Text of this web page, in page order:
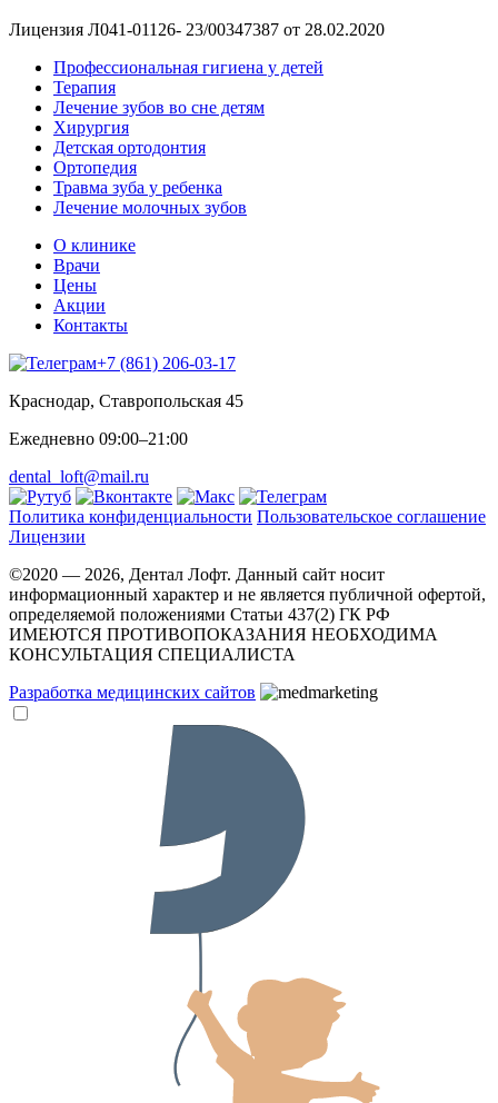
Лицензия Л041-01126- 23/00347387 от 28.02.2020
Профессиональная гигиена у детей
Терапия
Лечение зубов во сне детям
Хирургия
Детская ортодонтия
Ортопедия
Травма зуба у ребенка
Лечение молочных зубов
О клинике
Врачи
Цены
Акции
Контакты
+7 (861) 206-03-17
Краснодар, Ставропольская 45
Ежедневно 09:00–21:00
dental_loft@mail.ru
Политика конфиденциальности Пользовательское соглашение
Лицензии
©2020 — 2026, Дентал Лофт. Данный сайт носит
информационный характер и не является публичной офертой,
определяемой положениями Статьи 437(2) ГК РФ
ИМЕЮТСЯ ПРОТИВОПОКАЗАНИЯ НЕОБХОДИМА
КОНСУЛЬТАЦИЯ СПЕЦИАЛИСТА
Разработка медицинских сайтов